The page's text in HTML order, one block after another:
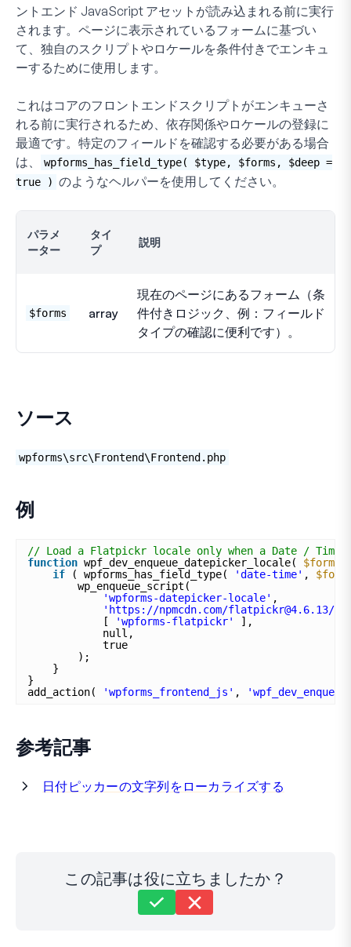
ントエンド JavaScript アセットが読み込まれる前に実行
されます。ページに表示されているフォームに基づい
て、独自のスクリプトやロケールを条件付きでエンキュ
ーするために使用します。
これはコアのフロントエンドスクリプトがエンキューさ
れる前に実行されるため、依存関係やロケールの登録に
最適です。特定のフィールドを確認する必要がある場合
は、
wpforms_has_field_type( $type, $forms, $deep =
true ) のようなヘルパーを使用してください。
パラメ
ーター
タイ
プ
説明
$forms array
現在のページにあるフォーム（条
件付きロジック、例：フィールド
タイプの確認に便利です）。
ソース
wpforms\src\Frontend\Frontend.php
例
// Load a Flatpickr locale only when a Date /
function wpf_dev_enqueue_datepicker_locale( $forms
if
( wpforms_has_field_type( 'date-time' ,
wp_enqueue_script(
'wpforms-datepicker-locale' ,
'https://npmcdn.com/
[
'wpforms-flatpickr'
],
null,
true
);
}
}
add_action(
'wpforms_frontend_js' ,
参考記事
日付ピッカーの文字列をローカライズする
この記事は役に立ちましたか？